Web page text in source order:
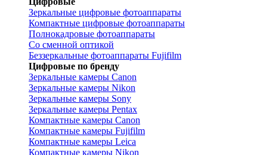
Зеркальные цифровые фотоаппараты
Компактные цифровые фотоаппараты
Полнокадровые фотоаппараты
Со сменной оптикой
Беззеркальные фотоаппараты Fujifilm
Цифровые по бренду
Зеркальные камеры Canon
Зеркальные камеры Nikon
Зеркальные камеры Sony
Зеркальные камеры Pentax
Компактные камеры Canon
Компактные камеры Fujifilm
Компактные камеры Leica
Компактные камеры Nikon